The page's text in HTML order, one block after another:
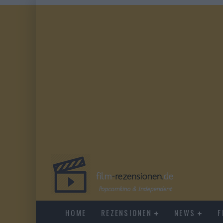
HOME REZENSIONEN NEWS